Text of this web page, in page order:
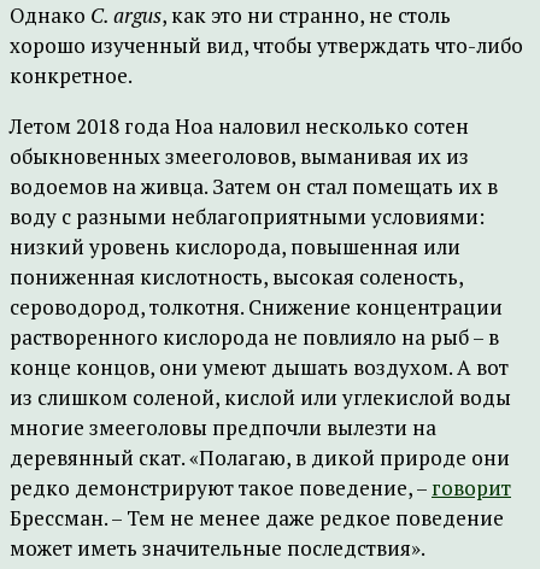
Однако C. argus, как это ни странно, не столь
хорошо изученный вид, чтобы утверждать что-либо
конкретное.
Летом 2018 года Ноа наловил несколько сотен
обыкновенных змееголовов, выманивая их из
водоемов на живца. Затем он стал помещать их в
воду с разными неблагоприятными условиями:
низкий уровень кислорода, повышенная или
пониженная кислотность, высокая соленость,
сероводород, толкотня. Снижение концентрации
растворенного кислорода не повлияло на рыб – в
конце концов, они умеют дышать воздухом. А вот
из слишком соленой, кислой или углекислой воды
многие змееголовы предпочли вылезти на
деревянный скат. «Полагаю, в дикой природе они
редко демонстрируют такое поведение, – говорит
Брессман. – Тем не менее даже редкое поведение
может иметь значительные последствия».